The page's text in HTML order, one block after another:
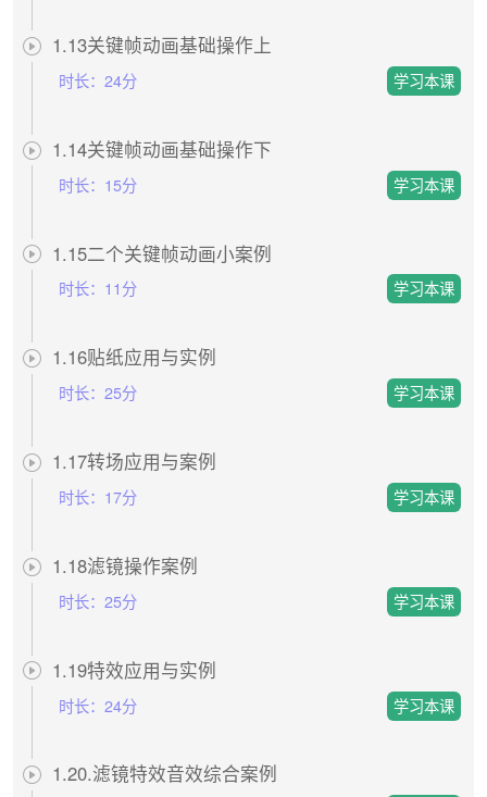
1.13关键帧动画基础操作上
时长： 24分
1.14关键帧动画基础操作下
时长： 15分
1.15二个关键帧动画小案例
时长： 11分
1.16贴纸应用与实例
时长： 25分
1.17转场应用与案例
时长： 17分
1.18滤镜操作案例
时长： 25分
1.19特效应用与实例
时长： 24分
1.20.滤镜特效音效综合案例